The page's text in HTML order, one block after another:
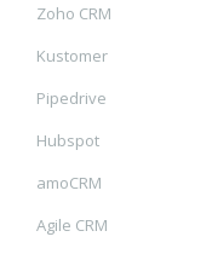
Zoho CRM
Kustomer
Pipedrive
Hubspot
amoCRM
Agile CRM